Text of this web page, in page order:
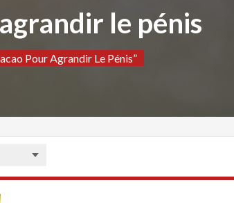
le pénis
Pour Agrandir Le Pénis”